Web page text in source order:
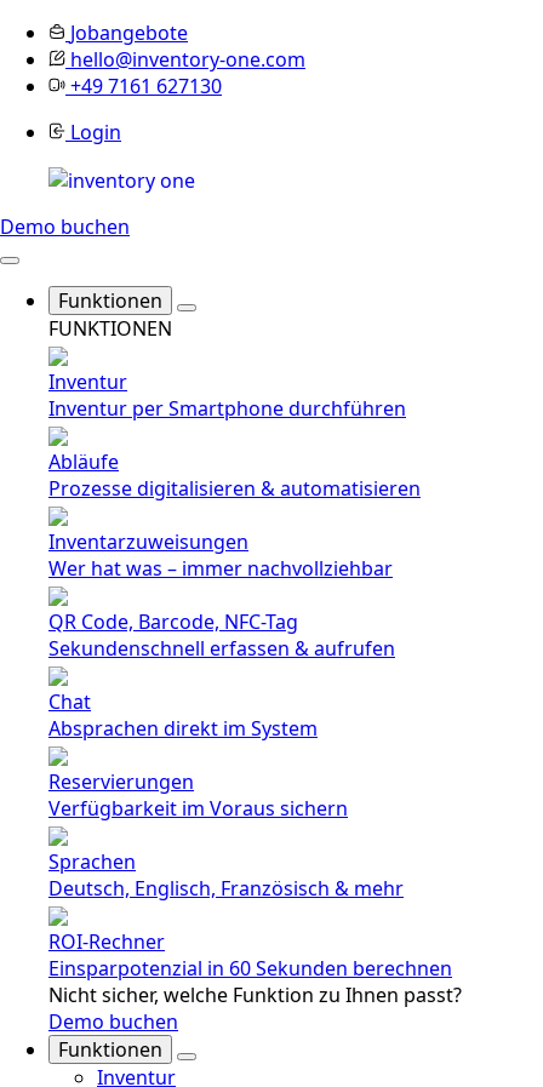
Jobangebote
hello@inventory-one.com
+49 7161 627130
Login
Demo buchen
Funktionen
FUNKTIONEN
Inventur
Inventur per Smartphone durchführen
Abläufe
Prozesse digitalisieren & automatisieren
Inventarzuweisungen
Wer hat was – immer nachvollziehbar
QR Code, Barcode, NFC-Tag
Sekundenschnell erfassen & aufrufen
Chat
Absprachen direkt im System
Reservierungen
Verfügbarkeit im Voraus sichern
Sprachen
Deutsch, Englisch, Französisch & mehr
ROI-Rechner
Einsparpotenzial in 60 Sekunden berechnen
Nicht sicher, welche Funktion zu Ihnen passt?
Demo buchen
Funktionen
Inventur